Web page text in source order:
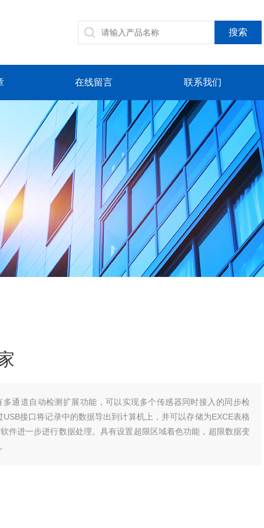
在线留言 联系我们
通道自动检测扩展功能，可以实现多个传感器同时接入的同步检
接口将记录中的数据导出到计算机上，并可以存储为EXCE表格
件进一步进行数据处理。具有设置超限区域着色功能，超限数据变